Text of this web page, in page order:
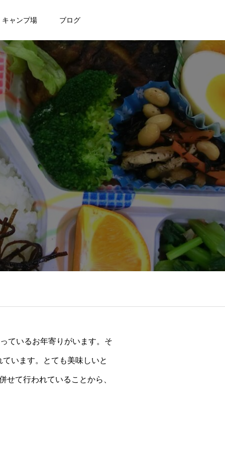
キャンプ場 ブログ
ているお年寄りがいます。そ
います。とても美味しいと
て行われていることから、